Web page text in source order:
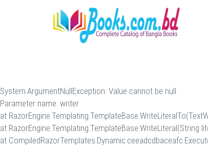
System.ArgumentNullException: Value cannot be null.
Parameter name: writer
at
at RazorEngine.Templating.TemplateBase.WriteLiteral(String
at